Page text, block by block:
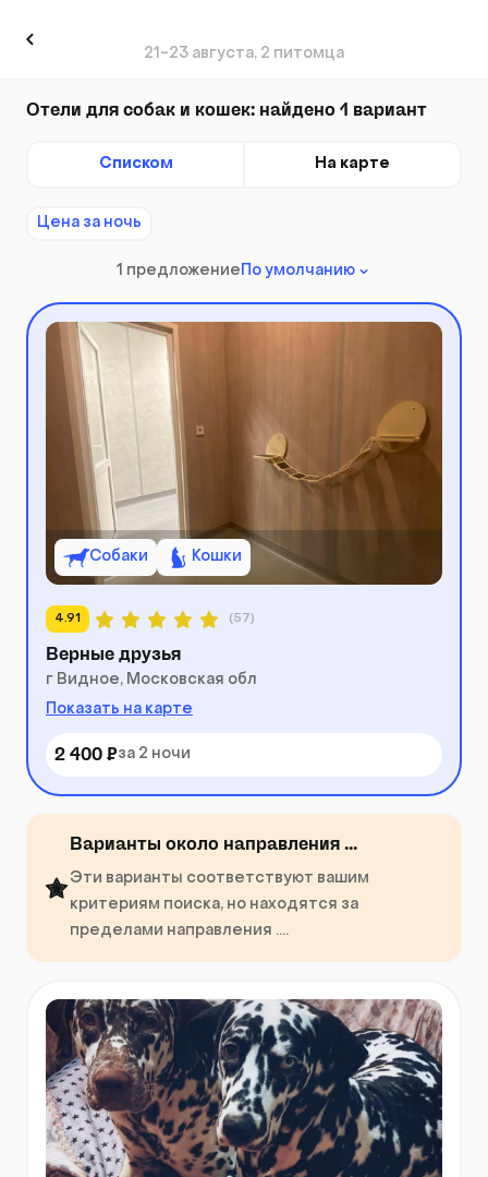
21-23 августа, 2 питомца
Отели для собак и кошек: найдено 1 вариант
Списком На карте
Цена за ночь
1 предложение По умолчанию
Собаки Кошки
4.91 (57)
Верные друзья
г Видное, Московская обл
Показать на карте
2 400 ₽за 2 ночи
Варианты около направления ...
Эти варианты соответствуют вашим
критериям поиска, но находятся за
пределами направления ....